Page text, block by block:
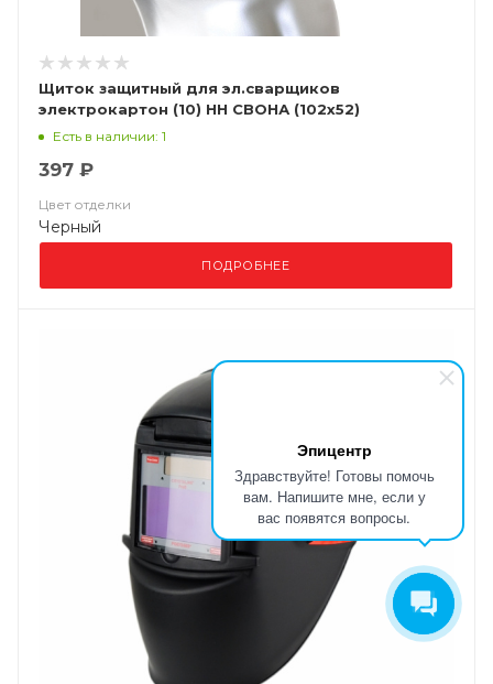
Эпицентр
Здравствуйте! Готовы помочь
вам. Напишите мне, если у
вас появятся вопросы.
Щиток защитный для эл.сварщиков
электрокартон (10) НН СВОНА (102х52)
(Смакотин)
Есть в наличии: 1
397 ₽
Цвет отделки
Черный
ПОДРОБНЕЕ